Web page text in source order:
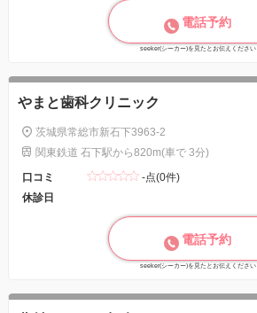
電話予約
seeker(シーカー)を見たとお伝えください
やまと歯科クリニック
茨城県常総市新石下3963-2
関東鉄道 石下駅から820m(車で 3分)
口コミ
-点(0件)
休診日
電話予約
seeker(シーカー)を見たとお伝えください